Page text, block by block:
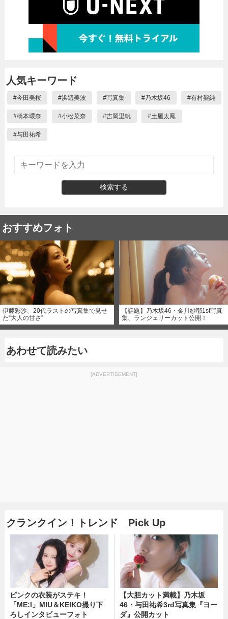
人気キーワード
#今田美桜 #浜辺美波 #写真集 #乃木坂46 #有村架純
#橋本環奈 #小松菜奈 #吉岡里帆 #土屋太鳳
#与田祐希
検索する
おすすめフォト
伊藤彩沙、20代ラストの写真集で見せ
た“大人の甘さ”
【話題】乃木坂46・金川紗耶1st写真
集、ランジェリーカット公開！
あわせて読みたい
[ADVERTISEMENT]
クランクイン！トレンド Pick Up
ピンクの衣装がステキ！
「ME:I」MIU＆KEIKO撮り下
ろしインタビューフォト
【大胆カット満載】乃木坂
46・与田祐希3rd写真集『ヨー
ダ』公開カット